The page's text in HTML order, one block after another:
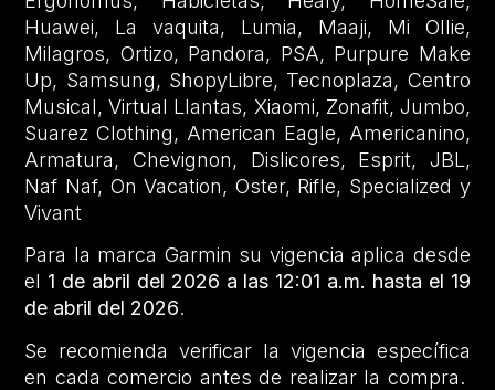
Huawei, La vaquita, Lumia, Maaji, Mi Ollie,
Milagros, Ortizo, Pandora, PSA, Purpure Make
Up, Samsung, ShopyLibre, Tecnoplaza, Centro
Musical, Virtual Llantas, Xiaomi, Zonafit, Jumbo,
Suarez Clothing, American Eagle, Americanino,
Armatura, Chevignon, Dislicores, Esprit, JBL,
Naf Naf, On Vacation, Oster, Rifle, Specialized y
Vivant
Para la marca Garmin su vigencia aplica desde
el 1 de abril del 2026 a las 12:01 a.m. hasta el 19
de abril del 2026.
Se recomienda verificar la vigencia específica
en cada comercio antes de realizar la compra.